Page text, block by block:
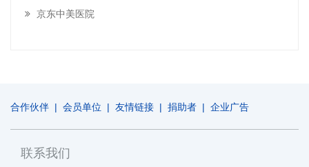
京东中美医院
合作伙伴 | 会员单位 | 友情链接 | 捐助者 | 企业广告
联系我们